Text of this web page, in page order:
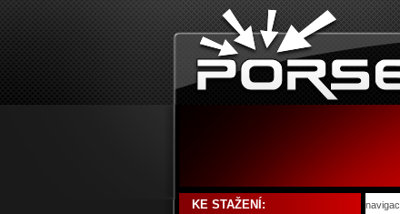
KE STAŽENÍ: